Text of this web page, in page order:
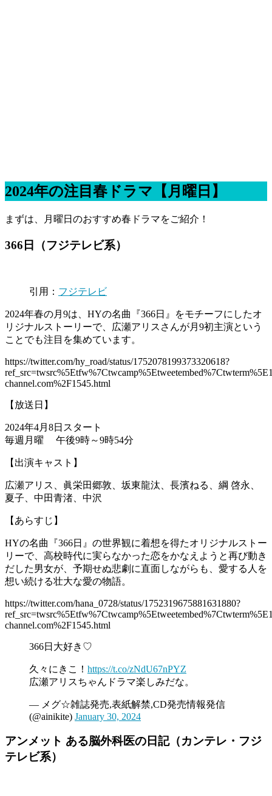
2024年の注目春ドラマ【月曜日】
まずは、月曜日のおすすめ春ドラマをご紹介！
366日（フジテレビ系）
引用： フジテレビ
2024年春の月9は、HYの名曲『366日』をモチーフにしたオ
リジナルストーリーで、広瀬アリスさんが月9初主演という
ことでも注目を集めています。
https://twitter.com/hy_road/status/1752078199373320618?
channel.com%2F1545.html
【放送日】
2024年4月8日スタート
毎週月曜 午後9時～9時54分
【出演キャスト】
広瀬アリス、眞栄田郷敦、坂東龍汰、長濱ねる、綱 啓永、
夏子、中田青渚、中沢
【あらすじ】
HYの名曲『366日』の世界観に着想を得たオリジナルストー
リーで、高校時代に実らなかった恋をかなえようと再び動き
だした男女が、予期せぬ悲劇に直面しながらも、愛する人を
想い続ける壮大な愛の物語。
https://twitter.com/hana_0728/status/1752319675881631880?
channel.com%2F1545.html
366日大好き♡
久々にきこ！ https://t.co/zNdU67nPYZ
広瀬アリスちゃんドラマ楽しみだな。
— メグ☆雑誌発売,表紙解禁,CD発売情報発信
(@ainikite) January 30, 2024
アンメット ある脳外科医の日記（カンテレ・フジ
テレビ系）